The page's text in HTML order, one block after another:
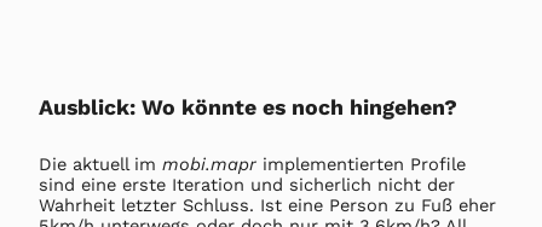
Ausblick: Wo könnte es noch hingehen?
Die aktuell im mobi.mapr implementierten Profile
sind eine erste Iteration und sicherlich nicht der
Wahrheit letzter Schluss. Ist eine Person zu Fuß eher